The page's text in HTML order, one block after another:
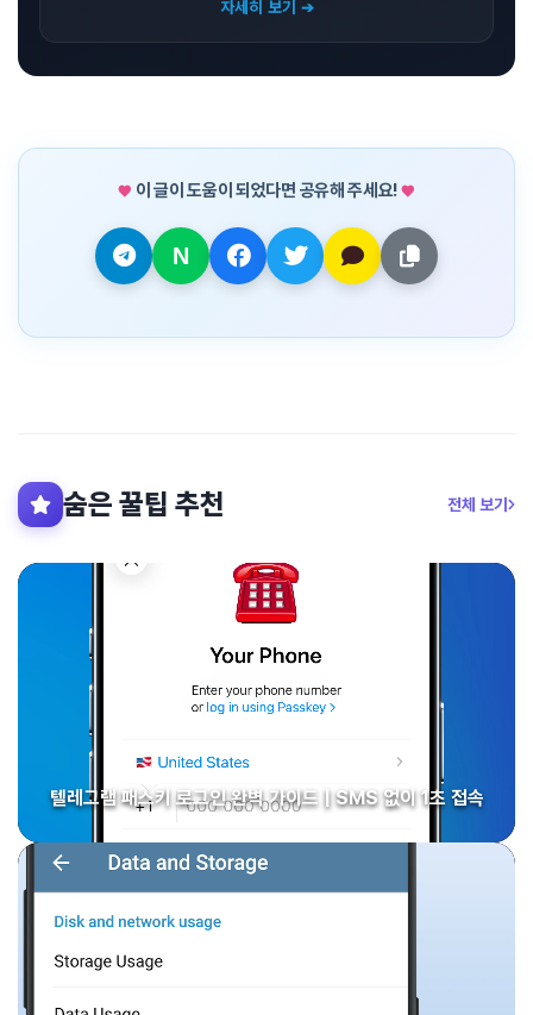
자세히 보기 ➔
이 글이 도움이 되었다면 공유해 주세요!
숨은 꿀팁 추천 전체 보기
텔레그램 패스키 로그인 완벽 가이드 | SMS 없이 1초 접속